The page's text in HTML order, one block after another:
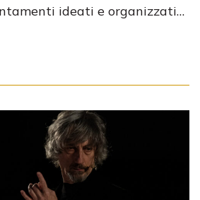
ideati e organizzati…